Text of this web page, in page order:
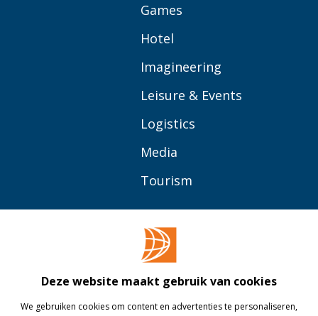
Games
Hotel
Imagineering
Leisure & Events
Logistics
Media
Tourism
Bedrijven
Onderzoek
Contact
Library
Webshop
Deze website maakt gebruik van cookies
We gebruiken cookies om content en advertenties te personaliseren,